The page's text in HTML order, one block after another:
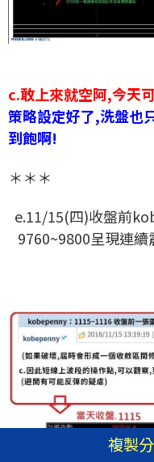
複製
c.敢上來就空阿,今天
策略設定好了,洗盤也
到飽啊!
＊＊＊
e.11/15(四)收盤前
9760~9800呈現連